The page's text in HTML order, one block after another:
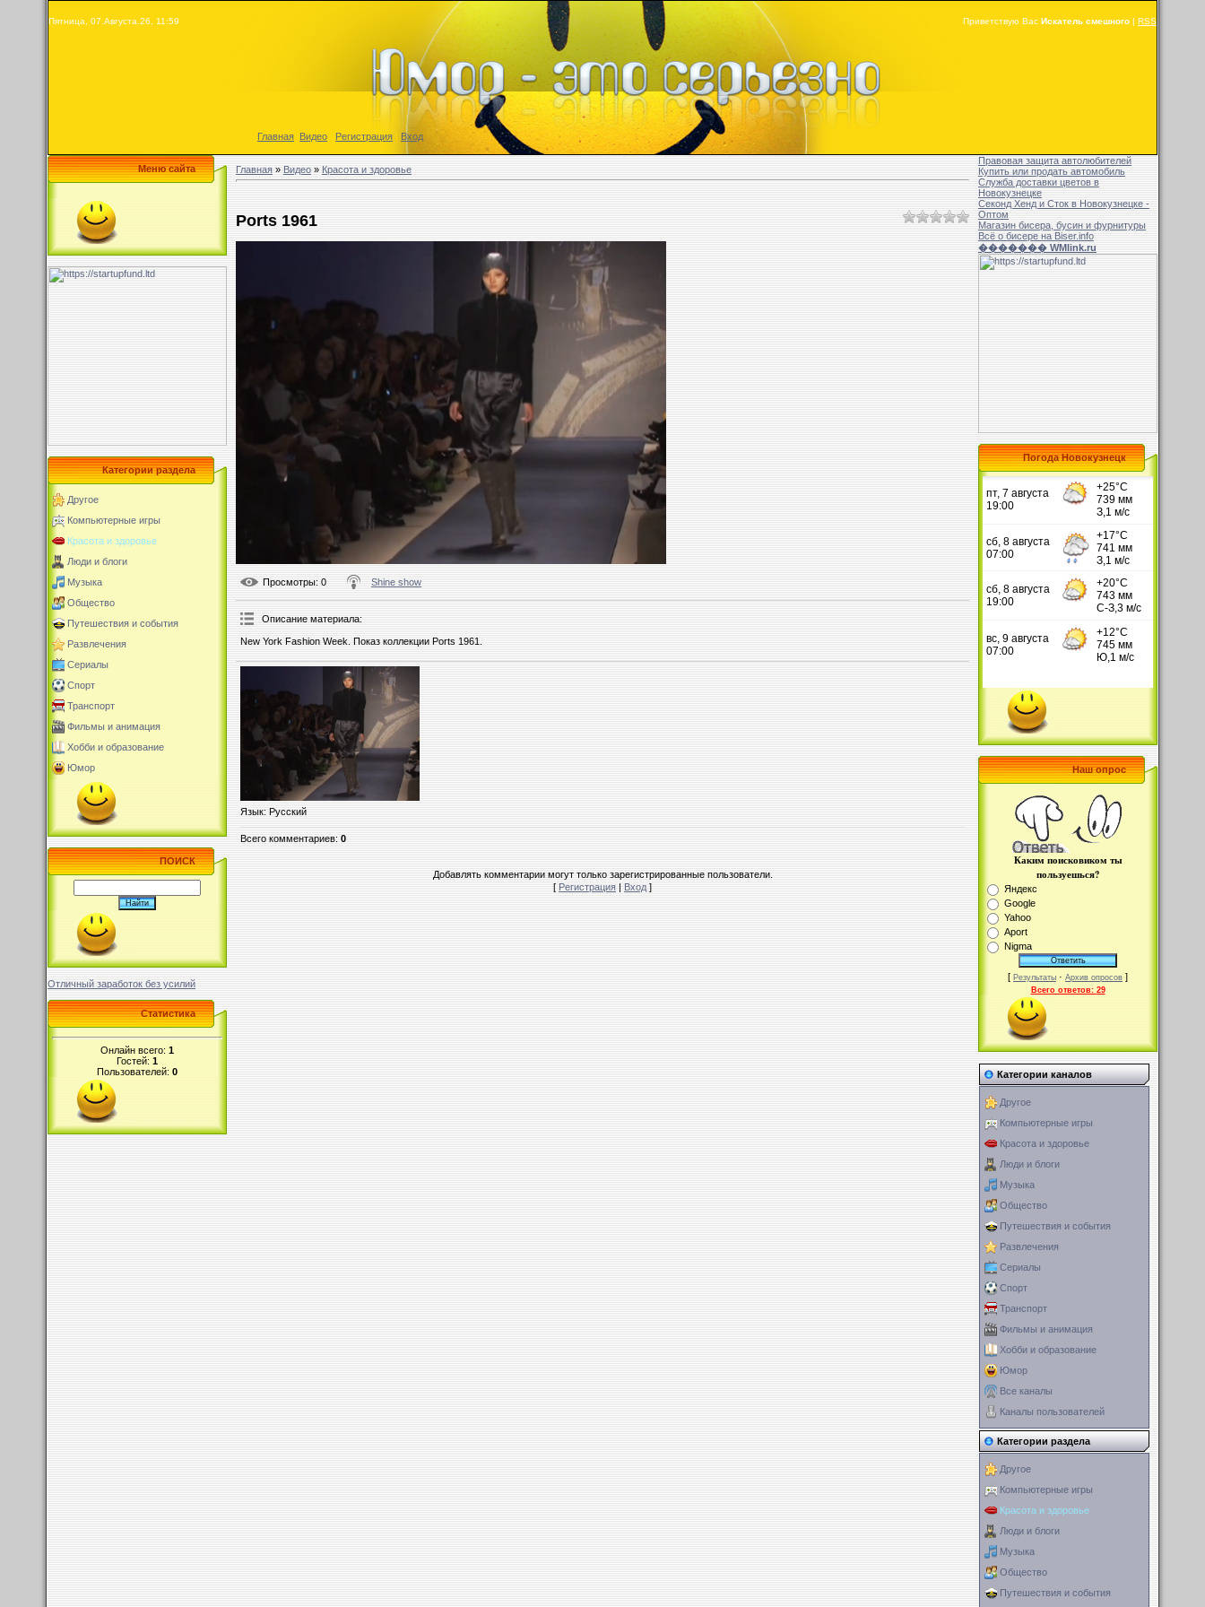
Пятница, 07.Августа.26, 11:59 Приветствую Вас Искатель смешного | RSS
Главная Видео Регистрация Вход
Меню сайта
Категории раздела
Другое
Компьютерные игры
Красота и здоровье
Люди и блоги
Музыка
Общество
Путешествия и события
Развлечения
Сериалы
Спорт
Транспорт
Фильмы и анимация
Хобби и образование
Юмор
ПОИСК
Отличный заработок без усилий
Статистика
Онлайн всего: 1
Гостей: 1
Пользователей: 0
Главная»Видео»Красота и здоровье
Ports 1961
Просмотры: 0 Shine show
Описание материала:
New York Fashion Week. Показ коллекции Ports 1961.
Язык: Русский
Всего комментариев:0
Добавлять комментарии могут только зарегистрированные пользователи.
[Регистрация|Вход]
Правовая защита автолюбителей
Купить или продать автомобиль
Служба доставки цветов в
Новокузнецке
Секонд Хенд и Сток в Новокузнецке -
Оптом
Магазин бисера, бусин и фурнитуры
Всё о бисере на Biser.info
������� WMlink.ru
Погода Новокузнецк
Наш опрос
Каким поисковиком ты
пользуешься?
Яндекс
Google
Yahoo
Aport
Nigma
[ Результаты · Архив опросов ]
Всего ответов: 29
Категории каналов
Другое
Компьютерные игры
Красота и здоровье
Люди и блоги
Музыка
Общество
Путешествия и события
Развлечения
Сериалы
Спорт
Транспорт
Фильмы и анимация
Хобби и образование
Юмор
Все каналы
Каналы пользователей
Категории раздела
Другое
Компьютерные игры
Красота и здоровье
Люди и блоги
Музыка
Общество
Путешествия и события